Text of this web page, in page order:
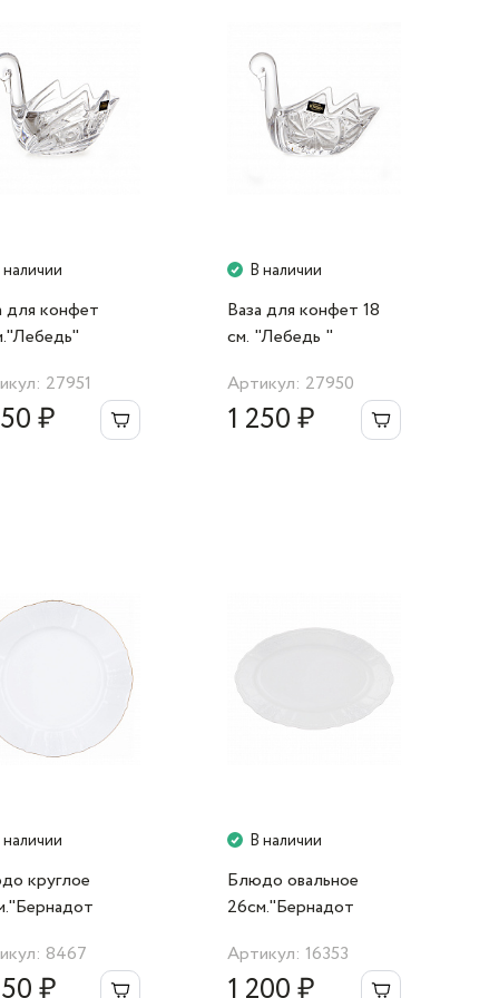
для конфет
27951
₽
В наличии
Ваза для конфет 18
cм. "Лебедь "
Артикул: 27950
1 250 ₽
круглое
8467
В наличии
Блюдо овальное
26см."Бернадот
Артикул: 16353